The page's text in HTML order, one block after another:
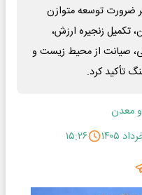
ضرورت توسعه متوازن
تکمیل زنجیره ارزش،
صیانت از محیط زیست و
تأکید کرد.
معدن
۱۵:۲۶